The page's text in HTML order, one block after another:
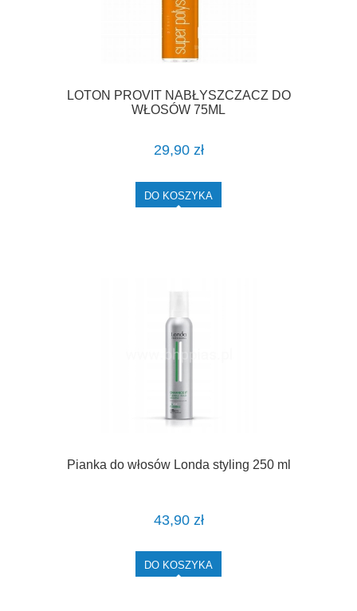
LOTON PROVIT NABŁYSZCZACZ DO
WŁOSÓW 75ML
29,90 zł
DO KOSZYKA
Pianka do włosów Londa styling 250 ml
43,90 zł
DO KOSZYKA